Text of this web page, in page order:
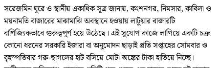
সরেজমিন ঘুরে ও স্থানীয় একাধিক সূত্র জানায়, কংশনগর, নিমসার, কাবিলা ও
ময়নামতি বাজারের মাঝামাঝি অবস্থানে হওয়ায় লাটুয়ার বাজারটি
বাণিজ্যিকভাবে গুরুত্বপূর্ণ হয়ে উঠেছে। এই সুযোগ কাজে লাগিয়ে একটি চক্র
কোনো ধরনের সরকারি ইজারা বা অনুমোদন ছাড়াই প্রতি সপ্তাহের সোমবার ও
বৃহস্পতিবার গরু-ছাগলের হাট বসিয়ে মোটা অঙ্কের টাকা হাতিয়ে নিচ্ছে।